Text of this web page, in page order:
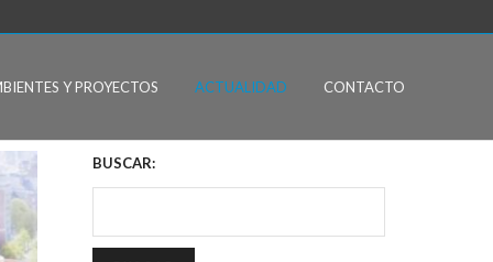
Y PROYECTOS ACTUALIDAD CONTACTO
BUSCAR: